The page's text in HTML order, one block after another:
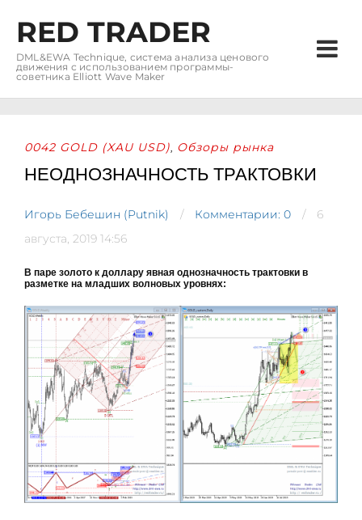
RED TRADER
DML&EWA Technique, система анализа ценового
движения с использованием программы-
советника Elliott Wave Maker
0042 GOLD (XAU USD), Обзоры рынка
НЕОДНОЗНАЧНОСТЬ ТРАКТОВКИ
Игорь Бебешин (Putnik) Комментарии: 0
6
августа, 2019 14:56
В паре золото к доллару явная однозначность трактовки в
разметке на младших волновых уровнях: